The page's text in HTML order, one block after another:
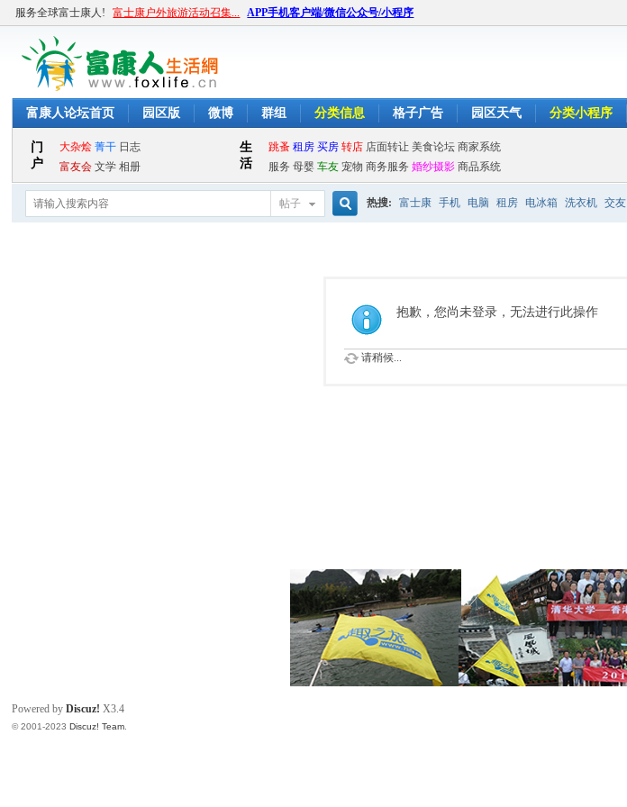
服务全球富士康人! 富士康户外旅游活动召集... APP手机客户端/微信公众号/小程序
富康人论坛首页 园区版 微博 群组 分类信息 格子广告 园区天气 分类小程序
帖子 热搜: 富士康 手机 电脑 租房 电冰箱 洗衣机 交友
抱歉，您尚未登录，无法进行此操作
请稍候...
Powered byDiscuz! X3.4
© 2001-2023Discuz! Team